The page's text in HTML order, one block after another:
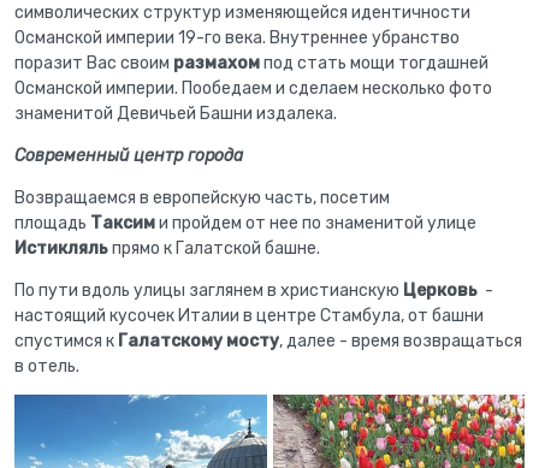
символических структур изменяющейся идентичности
Османской империи 19-го века. Внутреннее убранство
поразит Вас своим размахомпод стать мощи тогдашней
Османской империи. Пообедаем и сделаем несколько фото
знаменитой Девичьей Башни издалека.
Современный центр города
Возвращаемся в европейскую часть, посетим
площадь Таксими пройдем от нее по знаменитой улице
Истикляльпрямо к Галатской башне.
По пути вдоль улицы заглянем в христианскую Церковь -
настоящий кусочек Италии в центре Стамбула, от башни
спустимся к Галатскому мосту, далее - время возвращаться
в отель.